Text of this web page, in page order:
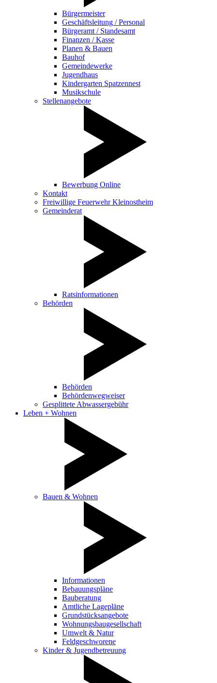
Bürgermeister
Geschäftsleitung / Personal
Bürgeramt / Standesamt
Finanzen / Kasse
Planen & Bauen
Bauhof
Gemeindewerke
Jugendhaus
Kindergarten Spatzennest
Musikschule
Stellenangebote
Bewerbung Online
Kontakt
Freiwillige Feuerwehr Kleinostheim
Gemeinderat
Ratsinformationen
Behörden
Behörden
Behördenwegweiser
Gesplittete Abwassergebühr
Leben + Wohnen
Bauen & Wohnen
Informationen
Bebauungspläne
Bauberatung
Amtliche Lagepläne
Grundstücksangebote
Wohnungsbaugesellschaft
Umwelt & Natur
Feldgeschworene
Kinder & Jugendbetreuung